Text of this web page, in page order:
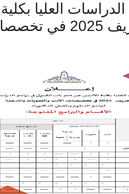
العليا
لفصل الخريف